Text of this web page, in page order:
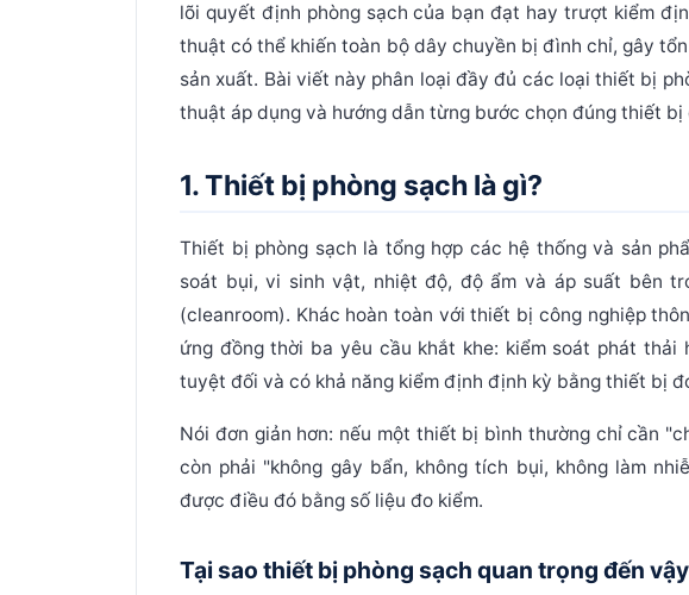
Bước 2: Tính toán số lượng FFU cần thiết theo diện tích và
Bước 3: Xác định vị trí và loại passbox + air shower theo sơ
Bước 4: Chọn vật liệu bề mặt nội thất theo ngành, không
Bước 5: Yêu cầu đầy đủ hồ sơ kỹ thuật, đây là điều kiện,
Kết luận
lõi quyết định phòng sạch của bạn đạt hay trượt kiểm
thuật có thể khiến toàn bộ dây chuyền bị đình chỉ, gây
sản xuất. Bài viết này phân loại đầy đủ các loạithiết bị
thuật áp dụng và hướng dẫn từng bước chọn đúng thiết bị
1. Thiết bị phòng sạch là gì?
Thiết bị phòng sạch là tổng hợp các hệ thống và sản
soát bụi, vi sinh vật, nhiệt độ, độ ẩm và áp suất bên
(cleanroom). Khác hoàn toàn với thiết bị công nghiệp
ứng đồng thời ba yêu cầu khắt khe: kiểm soát phát
tuyệt đối và có khả năng kiểm định định kỳ bằng thiết bị
Nói đơn giản hơn: nếu một thiết bị bình thường chỉ cần
còn phải "không gây bẩn, không tích bụi, không làm
được điều đó bằng số liệu đo kiểm.
Tại sao thiết bị phòng sạch quan trọng đến